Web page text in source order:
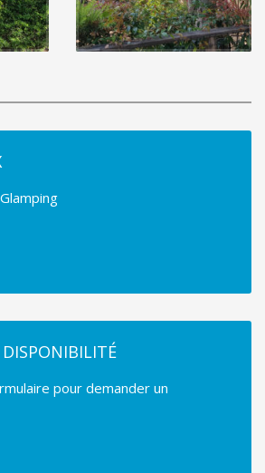
pour demander un